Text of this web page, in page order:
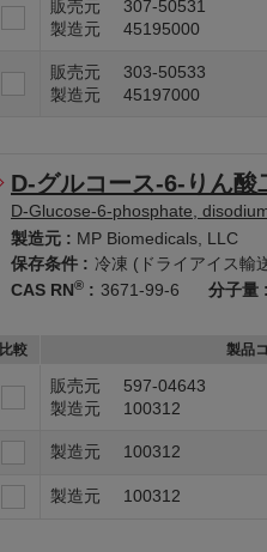
販売元
307-50531
製造元
45195000
販売元
303-50533
製造元
45197000
D-グルコース-6-りん
D-Glucose-6-phosphate,
製造元 : MP Biomedicals, LLC
保存条件 : 冷凍 (ドライアイス輸
CAS RN® : 3671-99-6 分子量 :
比較 製品
販売元
597-04643
製造元
100312
製造元 100312
製造元 100312